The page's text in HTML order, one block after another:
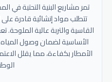
تمر مشاريع البنية التحتية في
تتطلب مواد إنشائية قادرة
القاسية والتربة عالية الملوحة.
الأساسية لضمان وصول
الأمطار بكفاءة، مما يقلل